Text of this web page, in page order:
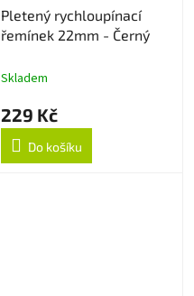
Pletený rychloupínací
řemínek 22mm - Černý
Skladem
229 Kč
Do košíku